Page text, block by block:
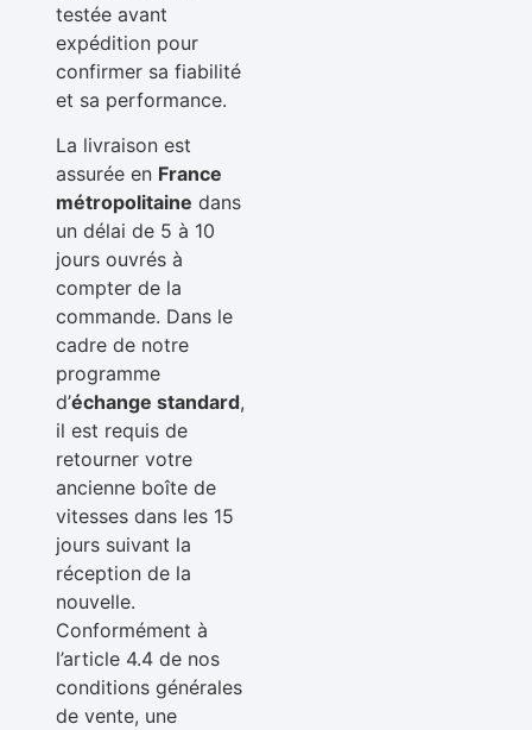
testée avant
expédition pour
confirmer sa fiabilité
et sa performance.
La livraison est
assurée en France
métropolitaine dans
un délai de 5 à 10
jours ouvrés à
compter de la
commande. Dans le
cadre de notre
programme
d’échange standard,
il est requis de
retourner votre
ancienne boîte de
vitesses dans les 15
jours suivant la
réception de la
nouvelle.
Conformément à
l’article 4.4 de nos
conditions générales
de vente, une